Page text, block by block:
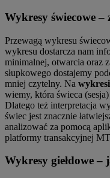
Wykresy świecowe –
Przewagą wykresu
wykresu dostarcza nam
minimalnej, otwarcia oraz
słupkowego dostajemy
mniej czytelny. Na
wiemy, która świeca
Dlatego też interpretacja
świec jest znacznie
analizować za pomocą
platformy transakcyjnej
Wykresy giełdowe –